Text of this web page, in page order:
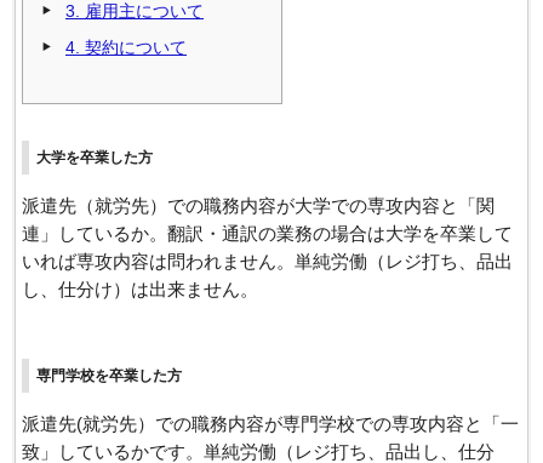
3.
雇用主について
4. 契約について
大学を卒業した方
派遣先（就労先）での職務内容が大学での専攻内容と「関
連」しているか。翻訳・通訳の業務の場合は大学を卒業して
いれば専攻内容は問われません。単純労働（レジ打ち、品出
し、仕分け）は出来ません。
専門学校を卒業した方
派遣先(就労先）での職務内容が専門学校での専攻内容と「一
致」しているかです。単純労働（レジ打ち、品出し、仕分